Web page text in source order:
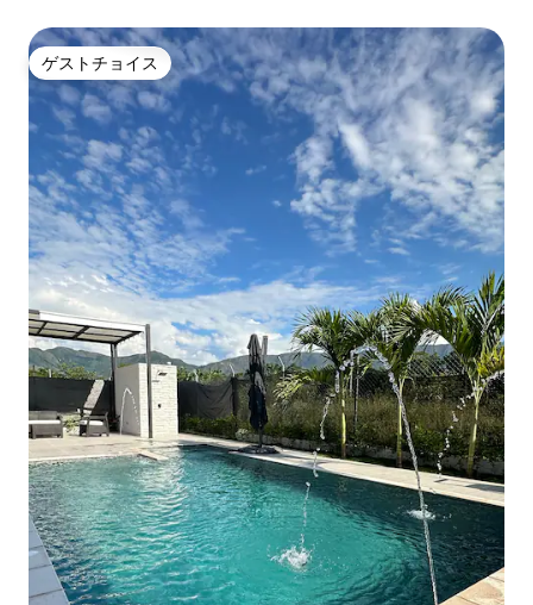
ゲストチョイス
ゲストチョイス